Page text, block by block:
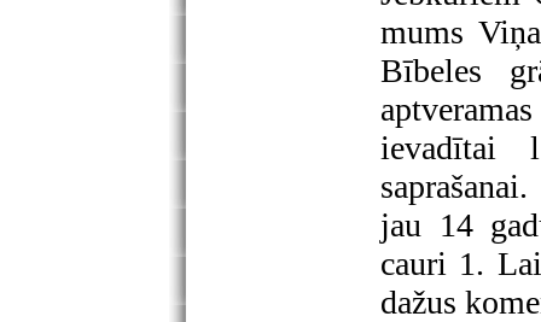
mums
Bībeles
ievadītai
jau 14
cauri 1.
dažus